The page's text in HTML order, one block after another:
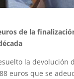
de la
la devolución
euros que se